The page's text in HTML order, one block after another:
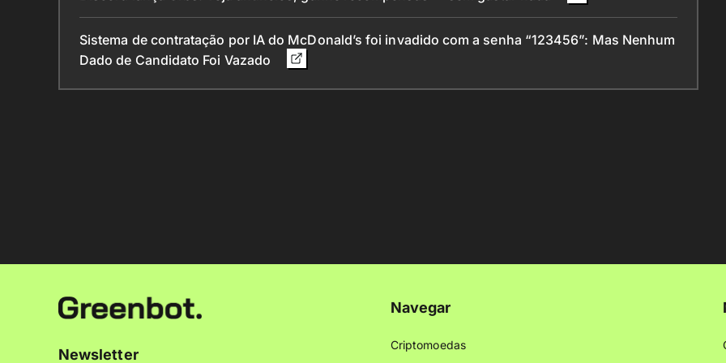
Sistema de contratação por IA do McDonald’s foi invadido com a senha “123456”: Mas Nenhum
Dado de Candidato Foi Vazado
Newsletter
Navegar
Criptomoedas